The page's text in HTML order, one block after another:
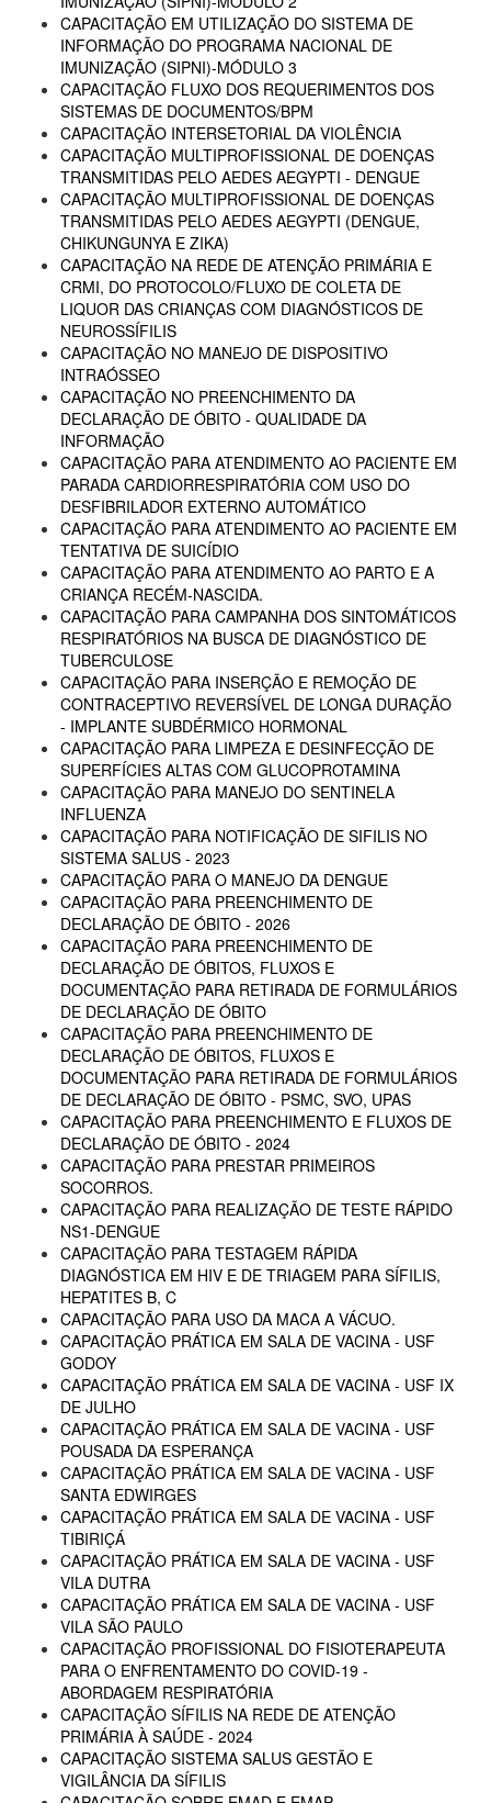
CAPACITAÇÃO EM UTILIZAÇÃO DO SISTEMA DE
INFORMAÇÃO DO PROGRAMA NACIONAL DE
IMUNIZAÇÃO (SIPNI)-MÓDULO 3
CAPACITAÇÃO FLUXO DOS REQUERIMENTOS DOS
SISTEMAS DE DOCUMENTOS/BPM
CAPACITAÇÃO INTERSETORIAL DA VIOLÊNCIA
CAPACITAÇÃO MULTIPROFISSIONAL DE DOENÇAS
TRANSMITIDAS PELO AEDES AEGYPTI - DENGUE
CAPACITAÇÃO MULTIPROFISSIONAL DE DOENÇAS
TRANSMITIDAS PELO AEDES AEGYPTI (DENGUE,
CHIKUNGUNYA E ZIKA)
CAPACITAÇÃO NA REDE DE ATENÇÃO PRIMÁRIA E
CRMI, DO PROTOCOLO/FLUXO DE COLETA DE
LIQUOR DAS CRIANÇAS COM DIAGNÓSTICOS DE
NEUROSSÍFILIS
CAPACITAÇÃO NO MANEJO DE DISPOSITIVO
INTRAÓSSEO
CAPACITAÇÃO NO PREENCHIMENTO DA
DECLARAÇÃO DE ÓBITO - QUALIDADE DA
INFORMAÇÃO
CAPACITAÇÃO PARA ATENDIMENTO AO PACIENTE EM
PARADA CARDIORRESPIRATÓRIA COM USO DO
DESFIBRILADOR EXTERNO AUTOMÁTICO
CAPACITAÇÃO PARA ATENDIMENTO AO PACIENTE EM
TENTATIVA DE SUICÍDIO
CAPACITAÇÃO PARA ATENDIMENTO AO PARTO E A
CRIANÇA RECÉM-NASCIDA.
CAPACITAÇÃO PARA CAMPANHA DOS SINTOMÁTICOS
RESPIRATÓRIOS NA BUSCA DE DIAGNÓSTICO DE
TUBERCULOSE
CAPACITAÇÃO PARA INSERÇÃO E REMOÇÃO DE
CONTRACEPTIVO REVERSÍVEL DE LONGA DURAÇÃO
- IMPLANTE SUBDÉRMICO HORMONAL
CAPACITAÇÃO PARA LIMPEZA E DESINFECÇÃO DE
SUPERFÍCIES ALTAS COM GLUCOPROTAMINA
CAPACITAÇÃO PARA MANEJO DO SENTINELA
INFLUENZA
CAPACITAÇÃO PARA NOTIFICAÇÃO DE SIFILIS NO
SISTEMA SALUS - 2023
CAPACITAÇÃO PARA O MANEJO DA DENGUE
CAPACITAÇÃO PARA PREENCHIMENTO DE
DECLARAÇÃO DE ÓBITO - 2026
CAPACITAÇÃO PARA PREENCHIMENTO DE
DECLARAÇÃO DE ÓBITOS, FLUXOS E
DOCUMENTAÇÃO PARA RETIRADA DE FORMULÁRIOS
DE DECLARAÇÃO DE ÓBITO
CAPACITAÇÃO PARA PREENCHIMENTO DE
DECLARAÇÃO DE ÓBITOS, FLUXOS E
DOCUMENTAÇÃO PARA RETIRADA DE FORMULÁRIOS
DE DECLARAÇÃO DE ÓBITO - PSMC, SVO, UPAS
CAPACITAÇÃO PARA PREENCHIMENTO E FLUXOS DE
DECLARAÇÃO DE ÓBITO - 2024
CAPACITAÇÃO PARA PRESTAR PRIMEIROS
SOCORROS.
CAPACITAÇÃO PARA REALIZAÇÃO DE TESTE RÁPIDO
NS1-DENGUE
CAPACITAÇÃO PARA TESTAGEM RÁPIDA
DIAGNÓSTICA EM HIV E DE TRIAGEM PARA SÍFILIS,
HEPATITES B, C
CAPACITAÇÃO PARA USO DA MACA A VÁCUO.
CAPACITAÇÃO PRÁTICA EM SALA DE VACINA - USF
GODOY
CAPACITAÇÃO PRÁTICA EM SALA DE VACINA - USF IX
DE JULHO
CAPACITAÇÃO PRÁTICA EM SALA DE VACINA - USF
POUSADA DA ESPERANÇA
CAPACITAÇÃO PRÁTICA EM SALA DE VACINA - USF
SANTA EDWIRGES
CAPACITAÇÃO PRÁTICA EM SALA DE VACINA - USF
TIBIRIÇÁ
CAPACITAÇÃO PRÁTICA EM SALA DE VACINA - USF
VILA DUTRA
CAPACITAÇÃO PRÁTICA EM SALA DE VACINA - USF
VILA SÃO PAULO
CAPACITAÇÃO PROFISSIONAL DO FISIOTERAPEUTA
PARA O ENFRENTAMENTO DO COVID-19 -
ABORDAGEM RESPIRATÓRIA
CAPACITAÇÃO SÍFILIS NA REDE DE ATENÇÃO
PRIMÁRIA À SAÚDE - 2024
CAPACITAÇÃO SISTEMA SALUS GESTÃO E
VIGILÂNCIA DA SÍFILIS